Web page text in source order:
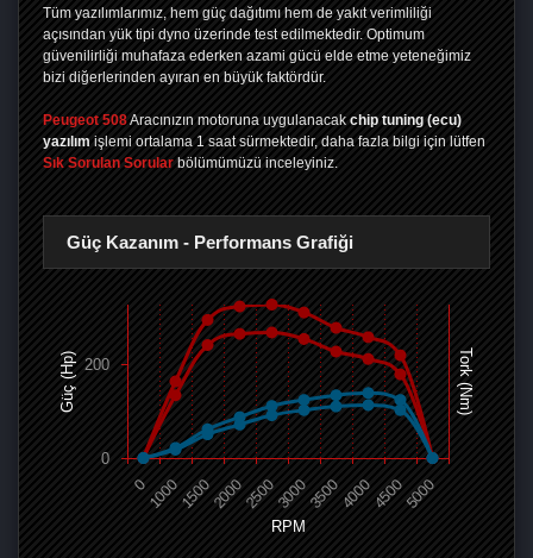
Tüm yazılımlarımız, hem güç dağıtımı hem de yakıt verimliliği
açısından yük tipi dyno üzerinde test edilmektedir. Optimum
güvenilirliği muhafaza ederken azami gücü elde etme yeteneğimiz
bizi diğerlerinden ayıran en büyük faktördür.
Peugeot 508Aracınızın motoruna uygulanacak chip tuning (ecu)
yazılım işlemi ortalama 1 saat sürmektedir, daha fazla bilgi için lütfen
Sık Sorulan Sorular bölümümüzü inceleyiniz.
Güç Kazanım - Performans Grafiği
RPM
Güç (Hp) Tork (Nm)
0 100015002000250030003500400045005000
0
200